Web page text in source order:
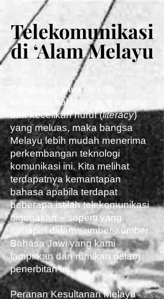
Telekomunikasi
di ‘Alam Melayu
Telekomunikasi
di ‘Alam Melayu
Dengan adanya disiplin
ke‘ilmuan bahasa yang mantap
dan kecelikan huruf (literacy)
yang meluas, maka bangsa
Melayu lebih mudah menerima
perkembangan teknologi
komunikasi ini. Kita melihat
terdapatnya kemantapan
bahasa apabila terdapat
beberapa istilah telekomunikasi
digunakan – seperti yang
terdapat dalam sumber-sumber
Bahasa Jawi yang kami
lampirkan dan rumikan dalam
penerbitan ini.
Peranan Kesultanan Melayu